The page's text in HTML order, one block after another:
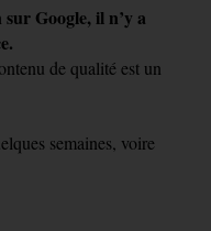
Google, il n’y a
de qualité est un
semaines, voire